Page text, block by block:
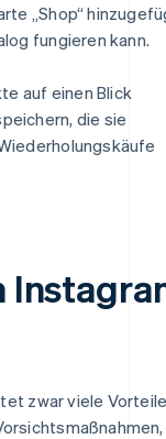
„Shop“
fungieren kann.
auf einen Blick
die sie
zwar viele